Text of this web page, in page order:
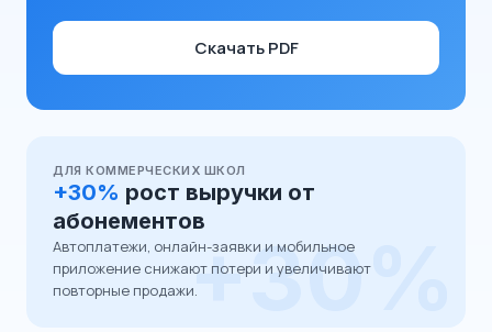
Скачать PDF
+30%
ДЛЯ КОММЕРЧЕСКИХ ШКОЛ
+30% рост выручки от
абонементов
Автоплатежи, онлайн-заявки и мобильное
приложение снижают потери и увеличивают
повторные продажи.